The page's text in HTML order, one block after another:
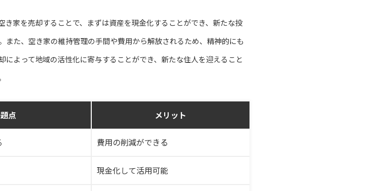
家を売却することで、まずは資産を現金化することができ、新たな投
また、空き家の維持管理の手間や費用から解放されるため、精神的にも
よって地域の活性化に寄与することができ、新たな住人を迎えること
点 メリット
費用の削減ができる
現金化して活用可能